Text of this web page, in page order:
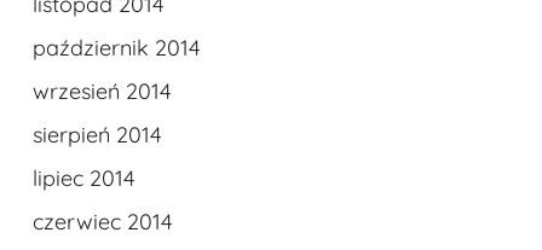
październik 2014
wrzesień 2014
sierpień 2014
lipiec 2014
czerwiec 2014